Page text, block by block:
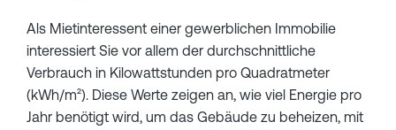
Als Mietinteressent einer gewerblichen Immobilie
interessiert Sie vor allem der durchschnittliche
Verbrauch in Kilowattstunden pro Quadratmeter
(kWh/m²). Diese Werte zeigen an, wie viel Energie pro
Jahr benötigt wird, um das Gebäude zu beheizen, mit